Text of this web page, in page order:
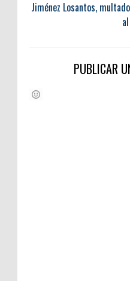
Jiménez Losantos,
PUBLICAR